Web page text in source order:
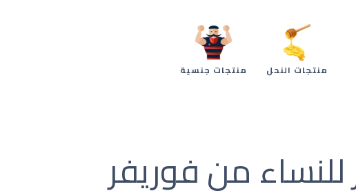
منتجات النحل منتجات جنسية
للنساء من فوريفر